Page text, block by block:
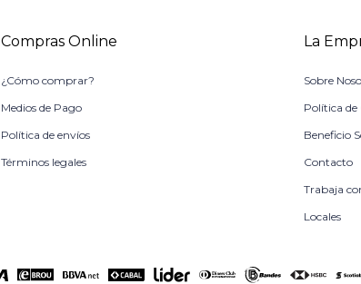
Compras Online
¿Cómo comprar?
Medios de Pago
Política de envíos
Términos legales
La
Sobre
Política de
Beneficio
Contacto
Trabaja
Locales